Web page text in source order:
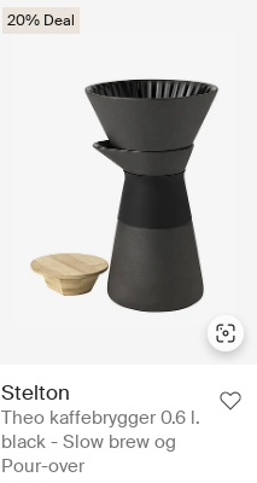
20% Deal
Stelton
Theo kaffebrygger 0.6 l.
black - Slow brew og
Pour-over